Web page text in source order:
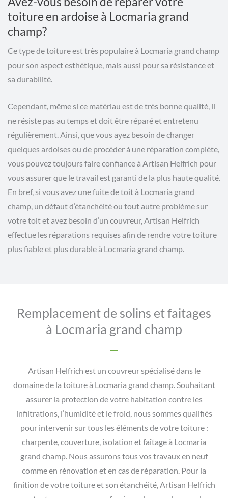
toiture en ardoise à Locmaria grand
champ?
Ce type de toiture est très populaire à Locmaria grand champ
pour son aspect esthétique, mais aussi pour sa résistance et
sa durabilité.
Cependant, même si ce matériau est de très bonne qualité, il
ne résiste pas au temps et doit être réparé et entretenu
régulièrement. Ainsi, que vous ayez besoin de changer
quelques ardoises ou de procéder à une réparation complète,
vous pouvez toujours faire confiance à Artisan Helfrich pour
vous assurer que le travail est garanti de la plus haute qualité.
En bref, si vous avez une fuite de toit à Locmaria grand
champ, un défaut d’étanchéité ou tout autre problème sur
votre toit et avez besoin d’un couvreur, Artisan Helfrich
effectue les réparations requises afin de rendre votre toiture
plus fiable et plus durable à Locmaria grand champ.
Remplacement de solins et faitages
à Locmaria grand champ
Artisan Helfrich est un couvreur spécialisé dans le
domaine de la toiture à Locmaria grand champ. Souhaitant
assurer la protection de votre habitation contre les
infiltrations, l’humidité et le froid, nous sommes qualifiés
pour intervenir sur tous les éléments de votre toiture :
charpente, couverture, isolation et faîtage à Locmaria
grand champ. Nous assurons tous vos travaux en neuf
comme en rénovation et en cas de réparation. Pour la
finition de votre toiture et son étanchéité, Artisan Helfrich